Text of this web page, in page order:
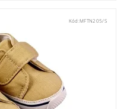
Kód:MFTN205/S